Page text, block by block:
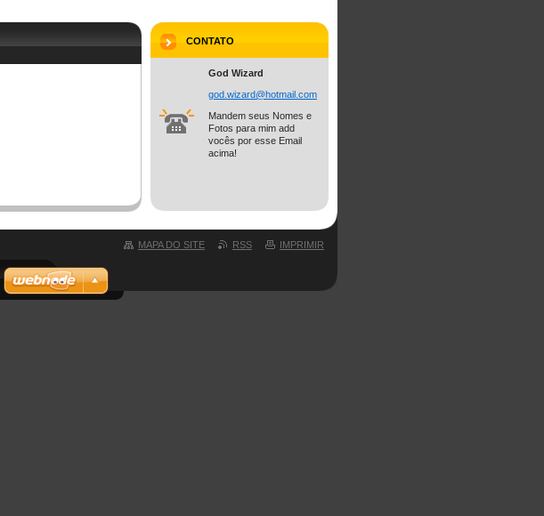
CONTATO
God Wizard
god.wizard@hotmail.com
Mandem seus Nomes e
Fotos para mim add
vocês por esse Email
acima!
MAPA DO SITE RSS IMPRIMIR